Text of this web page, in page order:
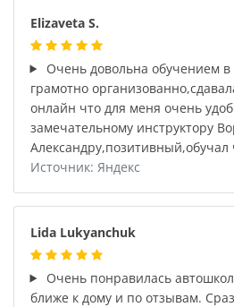
Elizaveta S.
Очень довольна обучением в
грамотно
онлайн что для меня очень
замечательному инструктору
Александру,позитивный,обучал
Источник: Яндекс
Lida Lukyanchuk
Очень понравилась
ближе к дому и по отзывам.